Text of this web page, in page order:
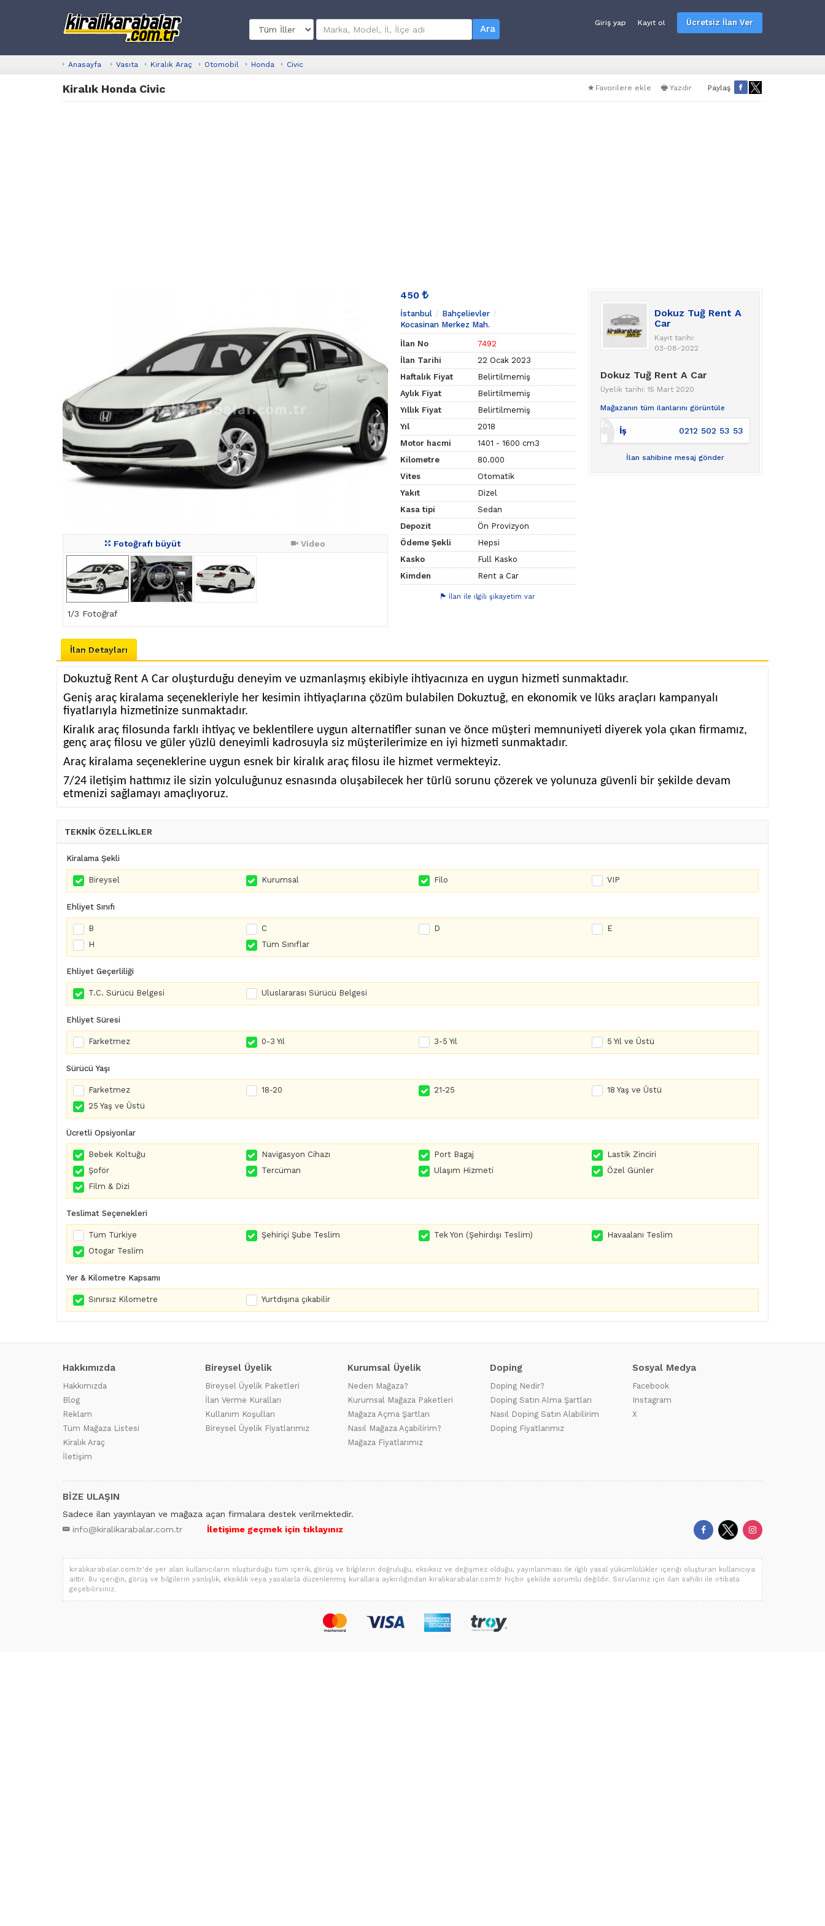
Ara
Giriş yap Kayıt ol Ücretsiz İlan Ver
Anasayfa Vasıta Kiralık Araç Otomobil Honda Civic
Kiralık Honda Civic Favorilere ekle Yazdır Paylaş
Fotoğrafı büyüt Video
1/3 Fotoğraf
450
İstanbul
Bahçelievler
Kocasinan Merkez Mah.
İlan No
7492
İlan Tarihi
22 Ocak 2023
Haftalık Fiyat
Belirtilmemiş
Aylık Fiyat
Belirtilmemiş
Yıllık Fiyat
Belirtilmemiş
Yıl
2018
Motor hacmi
1401 - 1600 cm3
Kilometre
80.000
Vites
Otomatik
Yakıt
Dizel
Kasa tipi
Sedan
Depozit
Ön Provizyon
Ödeme Şekli
Hepsi
Kasko
Full Kasko
Kimden
Rent a Car
İlan ile ilgili şikayetim var
Dokuz Tuğ Rent A
Car
Kayıt tarihi:
03-08-2022
Dokuz Tuğ Rent A Car
Üyelik tarihi: 15 Mart 2020
Mağazanın tüm ilanlarını görüntüle
İş 0212 502 53 53
İlan sahibine mesaj gönder
İlan Detayları
Dokuztuğ Rent A Car oluşturduğu deneyim ve uzmanlaşmış ekibiyle ihtiyacınıza en uygun hizmeti sunmaktadır.
Geniş araç kiralama seçenekleriyle her kesimin ihtiyaçlarına çözüm bulabilen Dokuztuğ, en ekonomik ve lüks araçları kampanyalı
fiyatlarıyla hizmetinize sunmaktadır.
Kiralık araç filosunda farklı ihtiyaç ve beklentilere uygun alternatifler sunan ve önce müşteri memnuniyeti diyerek yola çıkan firmamız,
genç araç filosu ve güler yüzlü deneyimli kadrosuyla siz müşterilerimize en iyi hizmeti sunmaktadır.
Araç kiralama seçeneklerine uygun esnek bir kiralık araç filosu ile hizmet vermekteyiz.
7/24 iletişim hattımız ile sizin yolculuğunuz esnasında oluşabilecek her türlü sorunu çözerek ve yolunuza güvenli bir şekilde devam
etmenizi sağlamayı amaçlıyoruz.
TEKNİK ÖZELLİKLER
Kiralama Şekli
Bireysel Kurumsal Filo VIP
Ehliyet Sınıfı
B C D
E
H
Tüm Sınıflar
Ehliyet Geçerliliği
T.C. Sürücü Belgesi Uluslararası Sürücü Belgesi
Ehliyet Süresi
Farketmez 0-3 Yıl 3-5 Yıl 5 Yıl ve Üstü
Sürücü Yaşı
Farketmez 18-20 21-25
18 Yaş ve Üstü
25 Yaş ve Üstü
Ücretli Opsiyonlar
Bebek Koltuğu Navigasyon Cihazı Port Bagaj
Lastik Zinciri
Şoför
Tercüman Ulaşım Hizmeti
Özel Günler
Film & Dizi
Teslimat Seçenekleri
Tüm Türkiye Şehiriçi Şube Teslim Tek Yön (Şehirdışı Teslim)
Havaalanı Teslim
Otogar Teslim
Yer & Kilometre Kapsamı
Sınırsız Kilometre Yurtdışına çıkabilir
Hakkımızda
Hakkımızda
Blog
Reklam
Tüm Mağaza Listesi
Kiralık Araç
İletişim
Bireysel Üyelik
Bireysel Üyelik Paketleri
İlan Verme Kuralları
Kullanım Koşulları
Bireysel Üyelik Fiyatlarımız
Kurumsal Üyelik
Neden Mağaza?
Kurumsal Mağaza Paketleri
Mağaza Açma Şartları
Nasıl Mağaza Açabilirim?
Mağaza Fiyatlarımız
Doping
Doping Nedir?
Doping Satın Alma Şartları
Nasıl Doping Satın Alabilirim
Doping Fiyatlarımız
Sosyal Medya
Facebook
Instagram
X
BİZE ULAŞIN
Sadece ilan yayınlayan ve mağaza açan firmalara destek verilmektedir.
info@kiralikarabalar.com.tr
İletişime geçmek için tıklayınız
kiralikarabalar.com.tr'de yer alan kullanıcıların oluşturduğu tüm içerik, görüş ve bilgilerin doğruluğu, eksiksiz ve değişmez olduğu, yayınlanması ile ilgili yasal yükümlülükler içeriği oluşturan kullanıcıya
aittir. Bu içeriğin, görüş ve bilgilerin yanlışlık, eksiklik veya yasalarla düzenlenmiş kurallara aykırılığından kiralikarabalar.com.tr hiçbir şekilde sorumlu değildir. Sorularınız için ilan sahibi ile irtibata
geçebilirsiniz.